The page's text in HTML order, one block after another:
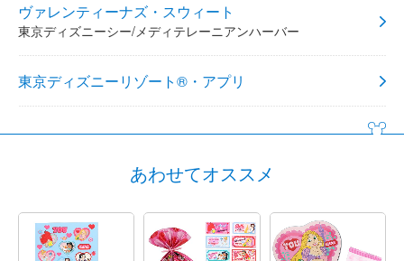
ヴァレンティーナズ・スウィート
東京ディズニーシー/メディテレーニアンハーバー
東京ディズニーリゾート®・アプリ
あわせてオススメ